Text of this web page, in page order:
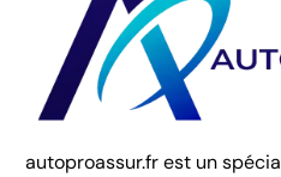
autoproassur.fr est un